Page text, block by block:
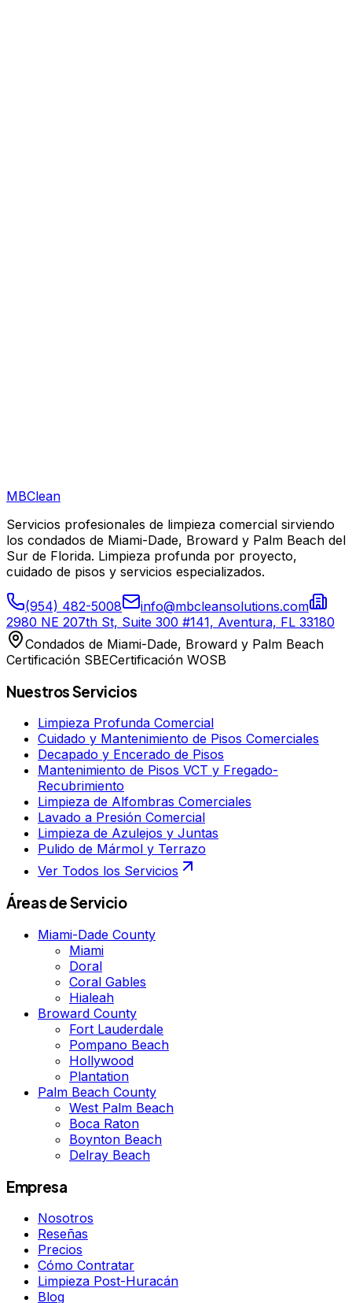
MBClean
Servicios profesionales de limpieza comercial sirviendo
los condados de Miami-Dade, Broward y Palm Beach del
Sur de Florida. Limpieza profunda por proyecto,
cuidado de pisos y servicios especializados.
(954) 482-5008
info@mbcleansolutions.com
2980 NE 207th St, Suite 300 #141, Aventura, FL 33180
Condados de Miami-Dade, Broward y Palm Beach
Certificación SBECertificación WOSB
Nuestros Servicios
Limpieza Profunda Comercial
Cuidado y Mantenimiento de Pisos Comerciales
Decapado y Encerado de Pisos
Mantenimiento de Pisos VCT y Fregado-
Recubrimiento
Limpieza de Alfombras Comerciales
Lavado a Presión Comercial
Limpieza de Azulejos y Juntas
Pulido de Mármol y Terrazo
Ver Todos los Servicios
Áreas de Servicio
Miami-Dade County
Miami
Doral
Coral Gables
Hialeah
Broward County
Fort Lauderdale
Pompano Beach
Hollywood
Plantation
Palm Beach County
West Palm Beach
Boca Raton
Boynton Beach
Delray Beach
Empresa
Nosotros
Reseñas
Precios
Cómo Contratar
Limpieza Post-Huracán
Blog